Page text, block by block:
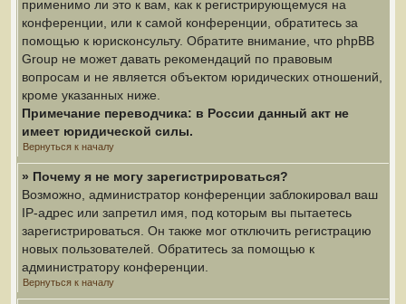
применимо ли это к вам, как к регистрирующемуся на
конференции, или к самой конференции, обратитесь за
помощью к юрисконсульту. Обратите внимание, что phpBB
Group не может давать рекомендаций по правовым
вопросам и не является объектом юридических отношений,
кроме указанных ниже.
Примечание переводчика: в России данный акт не
имеет юридической силы.
Вернуться к началу
» Почему я не могу зарегистрироваться?
Возможно, администратор конференции заблокировал ваш
IP-адрес или запретил имя, под которым вы пытаетесь
зарегистрироваться. Он также мог отключить регистрацию
новых пользователей. Обратитесь за помощью к
администратору конференции.
Вернуться к началу